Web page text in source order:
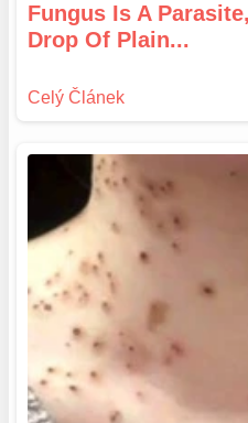
Fungus Is A
Drop Of Plain...